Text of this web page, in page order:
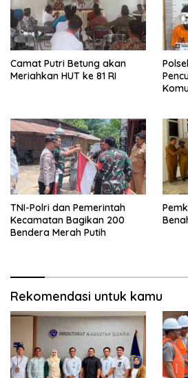
Camat Putri Betung akan
Meriahkan HUT ke 81 RI
TNI-Polri dan Pemerintah
Kecamatan Bagikan 200
Bendera Merah Putih
Rekomendasi untuk kamu